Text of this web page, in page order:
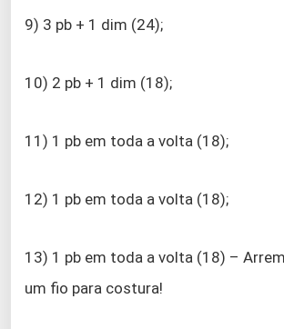
9) 3 pb + 1 dim (24);
10) 2 pb + 1 dim (18);
11) 1 pb em toda a volta (18);
12) 1 pb em toda a volta (18);
13) 1 pb em toda a volta (18) –
um fio para costura!